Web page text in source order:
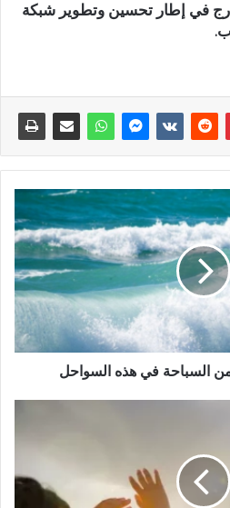
في إطار تحسين وتطوير شبكة
من السباحة في هذه السواحل